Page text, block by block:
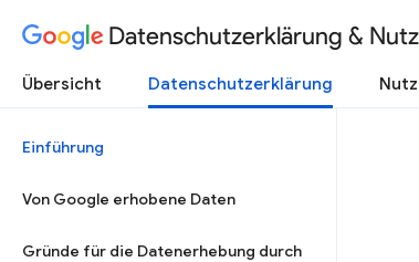
Datenschutzerklärung &
Übersicht Datenschutzerklärung
Einführung
Von Google erhobene Daten
Gründe für die Datenerhebung durch